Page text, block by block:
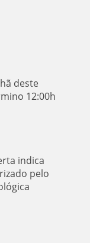
deste
12:00h
indica
pelo